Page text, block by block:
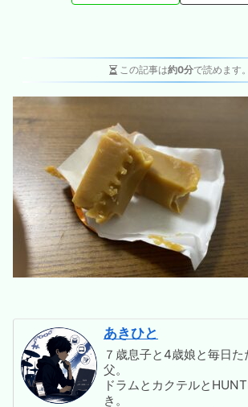
この記事は約0分で読めます。
あきひと
７歳息子と4歳娘と毎日
父。
ドラムとカクテルと
き。